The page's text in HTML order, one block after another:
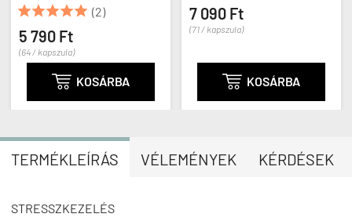
 (2)
5 790 Ft
(64 / kapszula)
 KOSÁRBA
7 090 Ft
(71 / kapszula)
 KOSÁRBA
TERMÉKLEÍRÁS VÉLEMÉNYEK KÉRDÉSEK
STRESSZKEZELÉS